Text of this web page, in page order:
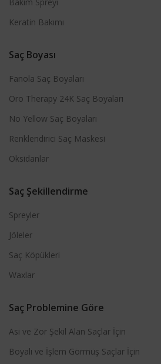
Keratin Bakımı
Saç Boyası
Fanola Saç Boyaları
Oro Therapy 24K Saç Boyaları
No Yellow Saç Boyaları
Renklendirici Saç Maskesi
Oksidanlar
Saç Şekillendirme
Spreyler
Jöleler
Saç Köpükleri
Waxlar
Saç Problemine Göre
Asi ve Zor Şekil Alan Saçlar İçin
Boyalı ve İşlem Görmüş Saçlar İçin